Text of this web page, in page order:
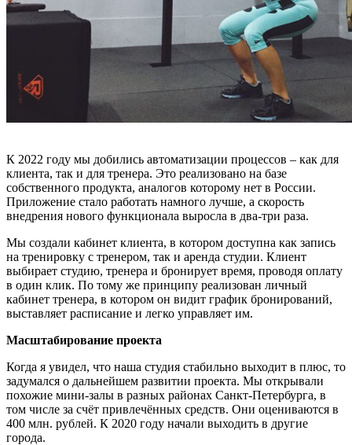
К 2022 году мы добились автоматизации процессов – как для
клиента, так и для тренера. Это реализовано на базе
собственного продукта, аналогов которому нет в России.
Приложение стало работать намного лучше, а скорость
внедрения нового функционала выросла в два-три раза.
Мы создали кабинет клиента, в котором доступна как запись
на тренировку с тренером, так и аренда студии. Клиент
выбирает студию, тренера и бронирует время, проводя оплату
в один клик. По тому же принципу реализован личный
кабинет тренера, в котором он видит график бронирований,
выставляет расписание и легко управляет им.
Масштабирование проекта
Когда я увидел, что наша студия стабильно выходит в плюс, то
задумался о дальнейшем развитии проекта. Мы открывали
похожие мини-залы в разных районах Санкт-Петербурга, в
том числе за счёт привлечённых средств. Они оцениваются в
400 млн. рублей. К 2020 году начали выходить в другие
города.